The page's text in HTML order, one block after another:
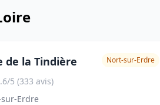
de la Tindière Nort-sur-Erdre
5 (333 avis)
Erdre